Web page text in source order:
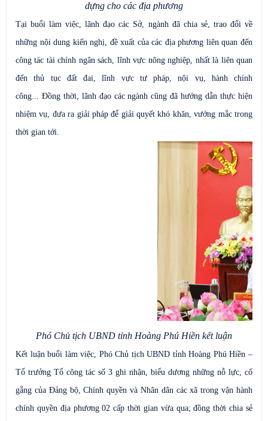
dựng cho các địa phương
Tại buổi làm việc, lãnh đạo các Sở, ngành đã chia sẻ, trao đổi về
những nội dung kiến nghị, đề xuất của các địa phương liên quan đến
công tác tài chính ngân sách, lĩnh vực nông nghiệp, nhất là liên quan
đến thủ tục đất đai, lĩnh vực tư pháp, nội vụ, hành chính
công... Đồng thời, lãnh đạo các ngành cũng đã hướng dẫn thực hiện
nhiệm vụ, đưa ra giải pháp để giải quyết khó khăn, vướng mắc trong
thời gian tới.
Phó Chủ tịch UBND tỉnh Hoàng Phú Hiền kết luận
Kết luận buổi làm việc, Phó Chủ tịch UBND tỉnh Hoàng Phú Hiền –
Tổ trưởng Tổ công tác số 3 ghi nhận, biểu dương những nỗ lực, cố
gắng của Đảng bộ, Chính quyền và Nhân dân các xã trong vận hành
chính quyền địa phương 02 cấp thời gian vừa qua; đồng thời chia sẻ